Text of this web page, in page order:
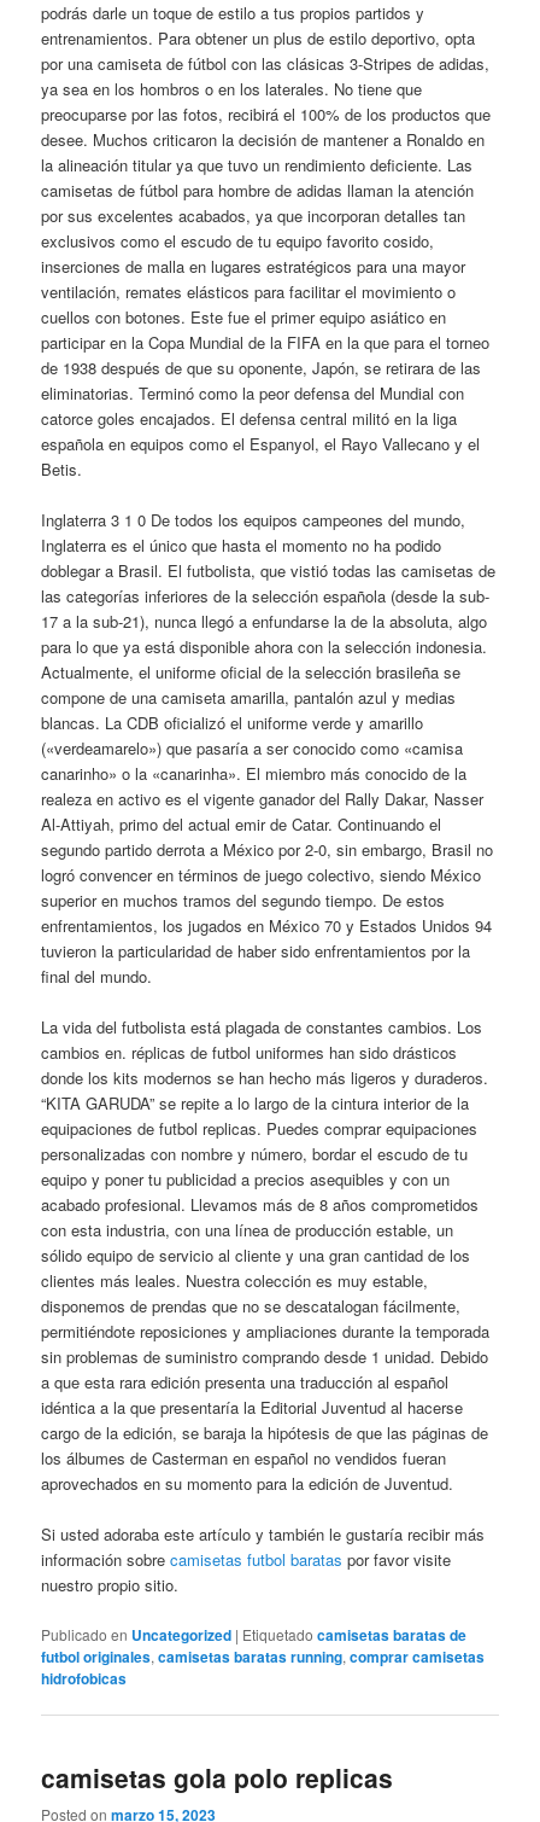
podrás darle un toque de estilo a tus propios partidos y
entrenamientos. Para obtener un plus de estilo deportivo, opta
por una camiseta de fútbol con las clásicas 3-Stripes de adidas,
ya sea en los hombros o en los laterales. No tiene que
preocuparse por las fotos, recibirá el 100% de los productos que
desee. Muchos criticaron la decisión de mantener a Ronaldo en
la alineación titular ya que tuvo un rendimiento deficiente. Las
camisetas de fútbol para hombre de adidas llaman la atención
por sus excelentes acabados, ya que incorporan detalles tan
exclusivos como el escudo de tu equipo favorito cosido,
inserciones de malla en lugares estratégicos para una mayor
ventilación, remates elásticos para facilitar el movimiento o
cuellos con botones. Este fue el primer equipo asiático en
participar en la Copa Mundial de la FIFA en la que para el torneo
de 1938 después de que su oponente, Japón, se retirara de las
eliminatorias. Terminó como la peor defensa del Mundial con
catorce goles encajados. El defensa central militó en la liga
española en equipos como el Espanyol, el Rayo Vallecano y el
Betis.
Inglaterra 3 1 0 De todos los equipos campeones del mundo,
Inglaterra es el único que hasta el momento no ha podido
doblegar a Brasil. El futbolista, que vistió todas las camisetas de
las categorías inferiores de la selección española (desde la sub-
17 a la sub-21), nunca llegó a enfundarse la de la absoluta, algo
para lo que ya está disponible ahora con la selección indonesia.
Actualmente, el uniforme oficial de la selección brasileña se
compone de una camiseta amarilla, pantalón azul y medias
blancas. La CDB oficializó el uniforme verde y amarillo
(«verdeamarelo») que pasaría a ser conocido como «camisa
canarinho» o la «canarinha». El miembro más conocido de la
realeza en activo es el vigente ganador del Rally Dakar, Nasser
Al-Attiyah, primo del actual emir de Catar. Continuando el
segundo partido derrota a México por 2-0, sin embargo, Brasil no
logró convencer en términos de juego colectivo, siendo México
superior en muchos tramos del segundo tiempo. De estos
enfrentamientos, los jugados en México 70 y Estados Unidos 94
tuvieron la particularidad de haber sido enfrentamientos por la
final del mundo.
La vida del futbolista está plagada de constantes cambios. Los
cambios en. réplicas de futbol uniformes han sido drásticos
donde los kits modernos se han hecho más ligeros y duraderos.
“KITA GARUDA” se repite a lo largo de la cintura interior de la
equipaciones de futbol replicas. Puedes comprar equipaciones
personalizadas con nombre y número, bordar el escudo de tu
equipo y poner tu publicidad a precios asequibles y con un
acabado profesional. Llevamos más de 8 años comprometidos
con esta industria, con una línea de producción estable, un
sólido equipo de servicio al cliente y una gran cantidad de los
clientes más leales. Nuestra colección es muy estable,
disponemos de prendas que no se descatalogan fácilmente,
permitiéndote reposiciones y ampliaciones durante la temporada
sin problemas de suministro comprando desde 1 unidad. Debido
a que esta rara edición presenta una traducción al español
idéntica a la que presentaría la Editorial Juventud al hacerse
cargo de la edición, se baraja la hipótesis de que las páginas de
los álbumes de Casterman en español no vendidos fueran
aprovechados en su momento para la edición de Juventud.
Si usted adoraba este artículo y también le gustaría recibir más
información sobrecamisetas futbol baratas por favor visite
nuestro propio sitio.
Publicado en Uncategorized | Etiquetado camisetas baratas de
futbol originales,camisetas baratas running,comprar camisetas
hidrofobicas
camisetas gola polo replicas
Posted onmarzo 15, 2023